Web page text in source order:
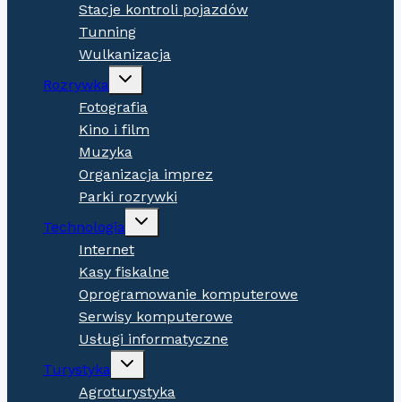
Stacje kontroli pojazdów
Tunning
Wulkanizacja
Rozrywka
Expand
menu
Fotografia
Kino i film
Muzyka
Organizacja imprez
Parki rozrywki
Technologia
Expand
menu
Internet
Kasy fiskalne
Oprogramowanie komputerowe
Serwisy komputerowe
Usługi informatyczne
Turystyka
Expand
Agroturystyka